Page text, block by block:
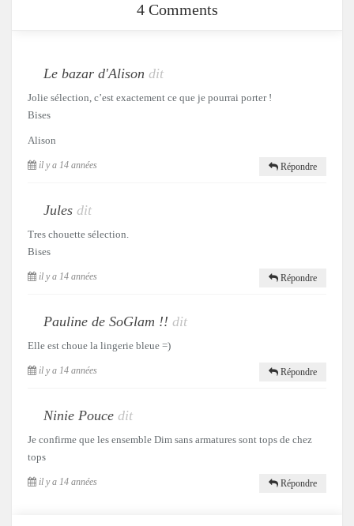
4 Comments
Le bazar d'Alison dit
Jolie sélection, c’est exactement ce que je pourrai porter !
Bises
Alison
il y a 14 années Répondre
Jules dit
Tres chouette sélection.
Bises
il y a 14 années Répondre
Pauline de SoGlam !! dit
Elle est choue la lingerie bleue =)
il y a 14 années Répondre
Ninie Pouce dit
Je confirme que les ensemble Dim sans armatures sont tops de chez
tops
il y a 14 années Répondre